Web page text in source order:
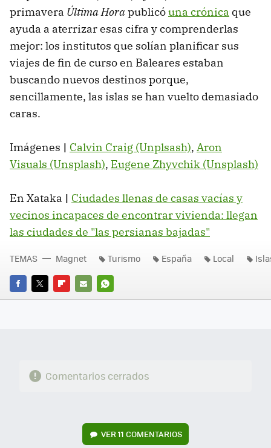
primavera Última Horapublicóuna crónica que
ayuda a aterrizar esas cifra y comprenderlas
mejor: los institutos que solían planificar sus
viajes de fin de curso en Baleares estaban
buscando nuevos destinos porque,
sencillamente, las islas se han vuelto demasiado
caras.
Imágenes | Calvin Craig (Unplsash), Aron
Visuals (Unsplash), Eugene Zhyvchik (Unsplash)
En Xataka | Ciudades llenas de casas vacías y
vecinos incapaces de encontrar vivienda: llegan
las ciudades de "las persianas bajadas"
FACEBOOK
TWITTERFLIPBOARD
E-
WHATSAPP
TEMAS Magnet Turismo España Local
Comentarios cerrados
VER11 COMENTARIOS